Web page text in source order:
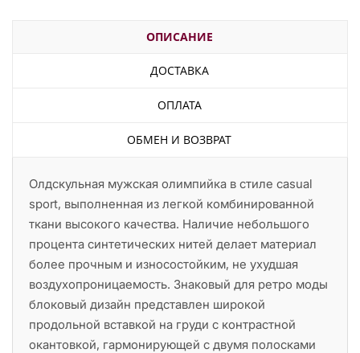
ОПИСАНИЕ
ДОСТАВКА
ОПЛАТА
ОБМЕН И ВОЗВРАТ
Олдскульная мужская олимпийка в стиле casual
sport, выполненная из легкой комбинированной
ткани высокого качества. Наличие небольшого
процента синтетических нитей делает материал
более прочным и износостойким, не ухудшая
воздухопроницаемость. Знаковый для ретро моды
блоковый дизайн представлен широкой
продольной вставкой на груди с контрастной
окантовкой, гармонирующей с двумя полосками